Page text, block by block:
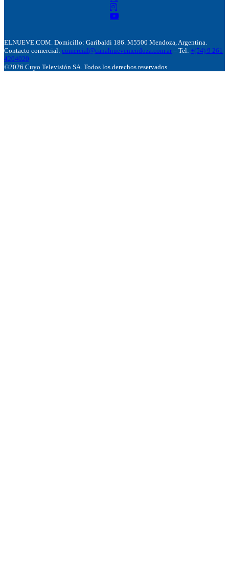
ELNUEVE.COM. Domicillo: Garibaldi 186. M5500 Mendoza, Argentina.
Contacto comercial: comercial@canalnuevemendoza.com.ar – Tel: +(54) 9 261
4204020
©2026 Cuyo Televisión SA. Todos los derechos reservados